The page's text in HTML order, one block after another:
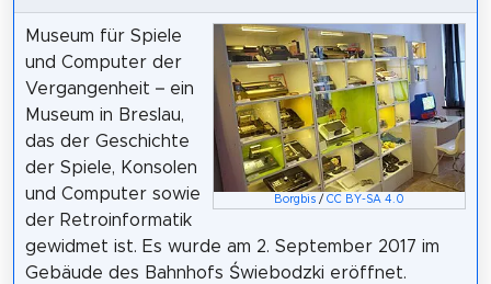
Borgbis /CC BY-SA 4.0
Museum für Spiele
und Computer der
Vergangenheit – ein
Museum in Breslau,
das der Geschichte
der Spiele, Konsolen
und Computer sowie
der Retroinformatik
gewidmet ist. Es wurde am 2. September 2017 im
Gebäude des Bahnhofs Świebodzki eröffnet.